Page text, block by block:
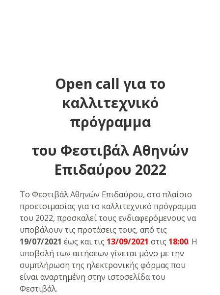
Open call για το
καλλιτεχνικό
πρόγραμμα
του Φεστιβάλ Αθηνών
Επιδαύρου 2022
Το Φεστιβάλ Αθηνών Επιδαύρου, στο πλαίσιο
προετοιμασίας για το καλλιτεχνικό πρόγραμμα
του 2022, προσκαλεί τους ενδιαφερόμενους να
υποβάλουν τις προτάσεις τους, από τις
19/07/2021 έως και τις 13/09/2021 στις 18:00. Η
υποβολή των αιτήσεων γίνεται μόνο με την
συμπλήρωση της ηλεκτρονικής φόρμας που
είναι αναρτημένη στην ιστοσελίδα του
Φεστιβάλ.